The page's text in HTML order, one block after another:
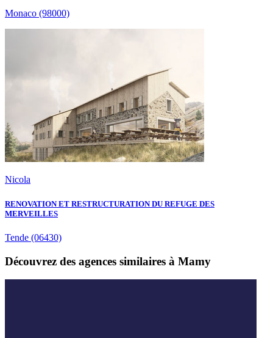
Monaco (98000)
Nicola
RENOVATION ET RESTRUCTURATION DU REFUGE DES
MERVEILLES
Tende (06430)
Découvrez des agences similaires à Mamy